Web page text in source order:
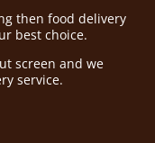
then food delivery
best choice.
screen and we
service.